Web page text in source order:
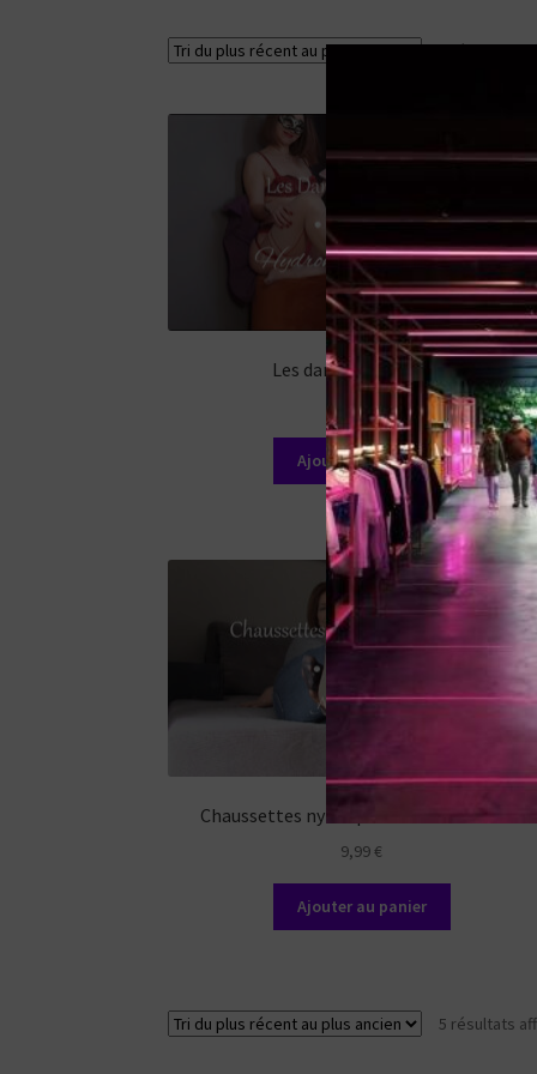
5 résultats
Les dames qui piquent
13,99€
Ajouter au panier
Chaussettes nylon pour branlette – JOI
9,99€
Ajouter au panier
5 résultats